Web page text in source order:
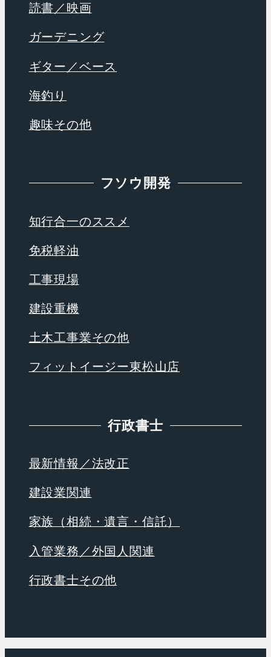
読書／映画
ガーデニング
ギター／ベース
海釣り
趣味その他
フソウ開発
知行合一のススメ
免税軽油
工事現場
建設重機
土木工事業その他
フィットイージー東松山店
行政書士
最新情報／法改正
建設業関連
家族（相続・遺言・信託）
入管業務／外国人関連
行政書士その他